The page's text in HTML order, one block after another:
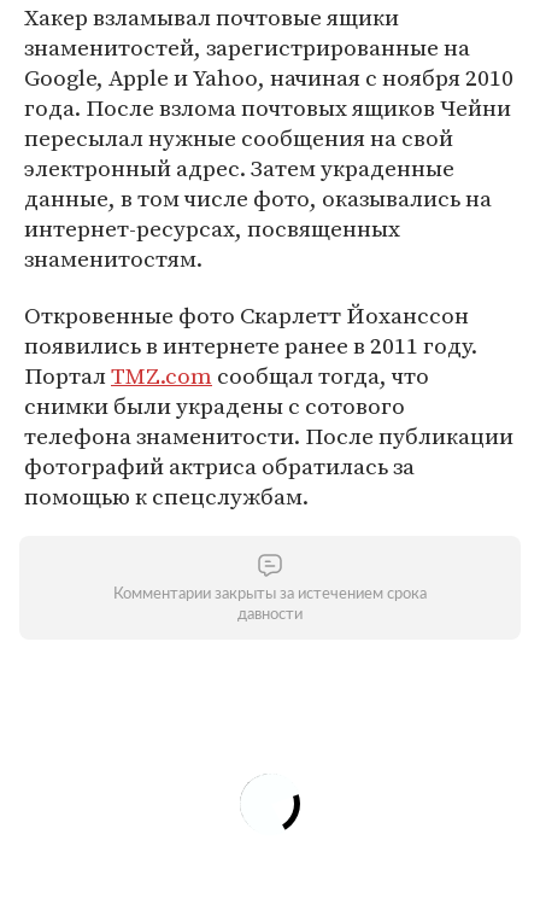
Хакер взламывал почтовые ящики
знаменитостей, зарегистрированные на
Google, Apple и Yahoo, начиная с ноября 2010
года. После взлома почтовых ящиков Чейни
пересылал нужные сообщения на свой
электронный адрес. Затем украденные
данные, в том числе фото, оказывались на
интернет-ресурсах, посвященных
знаменитостям.
Откровенные фото Скарлетт Йоханссон
появились в интернете ранее в 2011 году.
ПорталTMZ.com сообщал тогда, что
снимки были украдены с сотового
телефона знаменитости. После публикации
фотографий актриса обратилась за
помощью к спецслужбам.
Комментарии закрыты за истечением срока
давности